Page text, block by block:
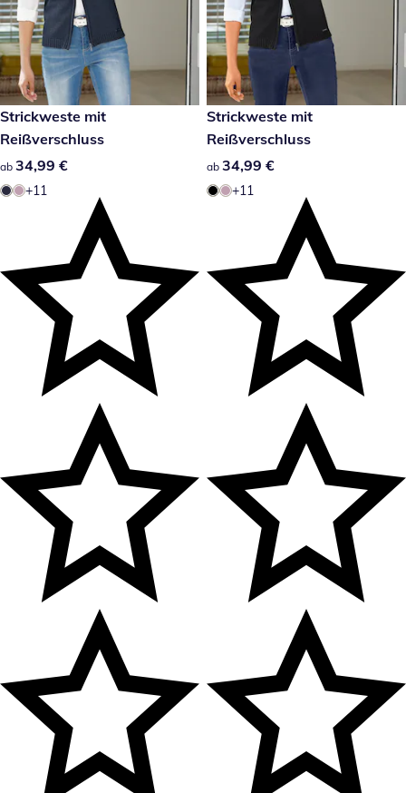
34,99 €
Strickweste mit
Reißverschluss
34,99 €
ab 34,99 €
+11
34,99 €
Strickweste mit
Reißverschluss
34,99 €
ab 34,99 €
+11